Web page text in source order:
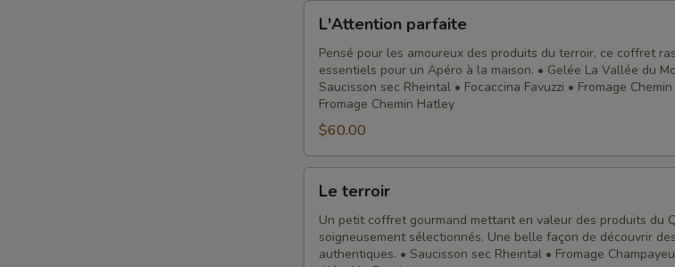
parfaite
L'Attention parfaite
Pensé pour les amoureux des produits du terroir, ce coffret
essentiels pour un Apéro à la maison. • Gelée La Vallée du
Saucisson sec Rheintal • Focaccina Favuzzi • Fromage
Fromage Chemin Hatley
$60.00
terroir
Le terroir
Un petit coffret gourmand mettant en valeur des produits du
soigneusement sélectionnés. Une belle façon de découvrir
authentiques. • Saucisson sec Rheintal • Fromage